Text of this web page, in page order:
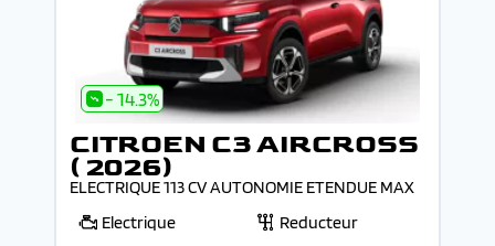
- 14.3%
CITROEN C3 AIRCROSS
( 2026)
ELECTRIQUE 113 CV AUTONOMIE ETENDUE MAX
Electrique
Reducteur